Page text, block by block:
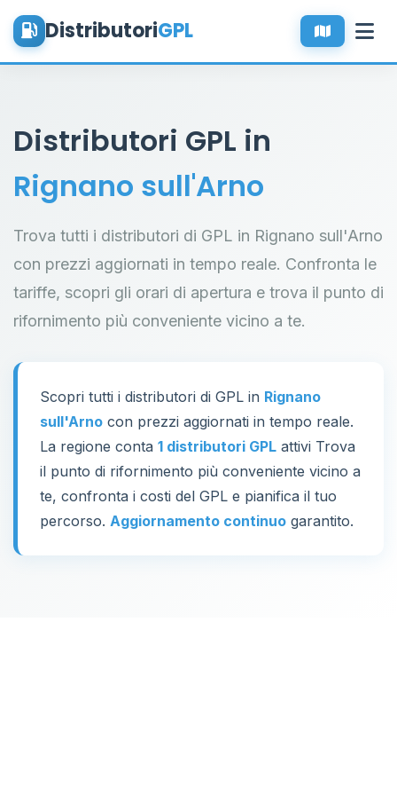
DistributoriGPL
Distributori GPL in
Rignano sull'Arno
Trova tutti i distributori di GPL in Rignano sull'Arno
con prezzi aggiornati in tempo reale. Confronta le
tariffe, scopri gli orari di apertura e trova il punto di
rifornimento più conveniente vicino a te.
Scopri tutti i distributori di GPL in Rignano
sull'Arno con prezzi aggiornati in tempo reale.
La regione conta 1 distributori GPL attivi Trova
il punto di rifornimento più conveniente vicino a
te, confronta i costi del GPL e pianifica il tuo
percorso. Aggiornamento continuo garantito.